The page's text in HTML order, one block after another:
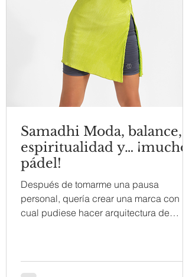
Samadhi Moda, balance,
espiritualidad y… ¡mucho
pádel!
Después de tomarme una pausa
personal, quería crear una marca con la
cual pudiese hacer arquitectura de